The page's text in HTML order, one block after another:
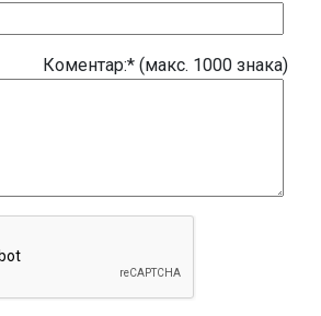
Коментар:* (макс. 1000 знака)